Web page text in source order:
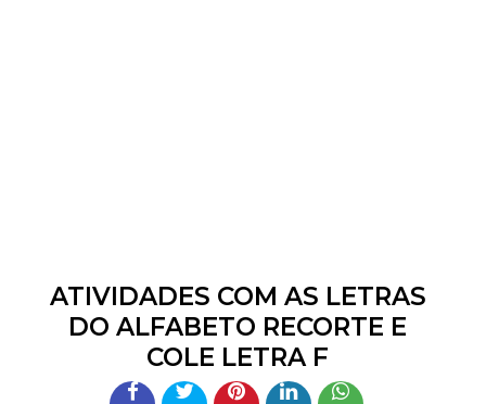
ATIVIDADES COM AS LETRAS
DO ALFABETO RECORTE E
COLE LETRA F